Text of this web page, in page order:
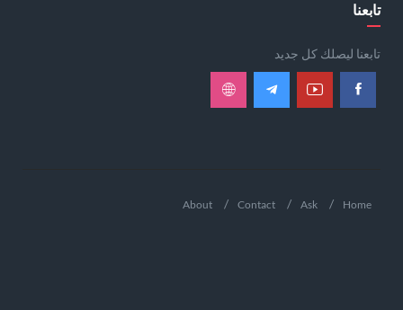
تابعنا
تابعنا ليصلك كل جديد
Home
Ask
Contact
About